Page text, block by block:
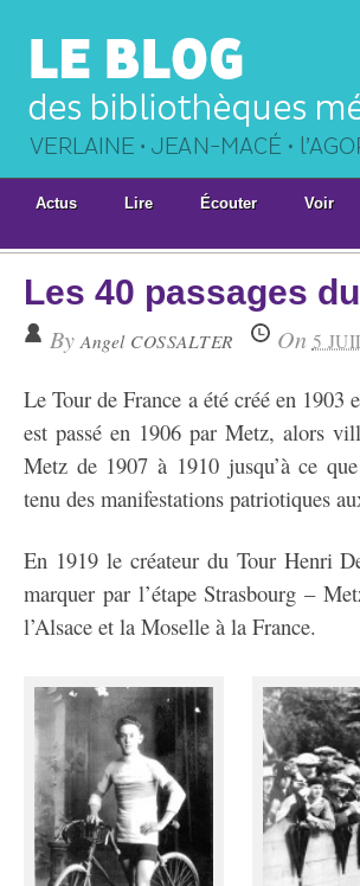
Actus Lire Écouter Voir
Les 40 passages
By Angel COSSALTER On 5
Le Tour de France a été créé en
est passé en 1906 par Metz, alors
Metz de 1907 à 1910 jusqu’à ce
tenu des manifestations patriotiques
En 1919 le créateur du Tour Henri
marquer par l’étape Strasbourg –
l’Alsace et la Moselle à la France.